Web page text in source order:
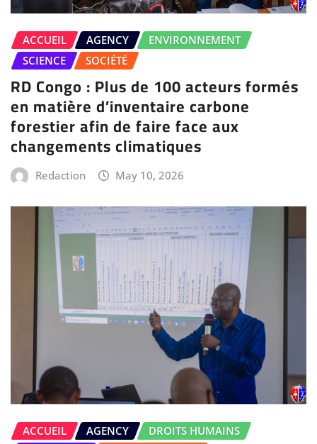
ACCUEIL AGENCY
ENVIRONNEMENT
SCIENCE
SOCIÉTÉ
RD Congo : Plus de 100 acteurs formés
en matière d’inventaire carbone
forestier afin de faire face aux
changements climatiques
Redaction May 10, 2026
ACCUEIL AGENCY
DROITS HUMAINS